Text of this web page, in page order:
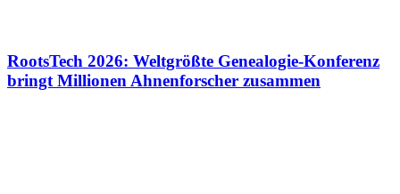
RootsTech 2026: Weltgrößte Genealogie-Konferenz
bringt Millionen Ahnenforscher zusammen